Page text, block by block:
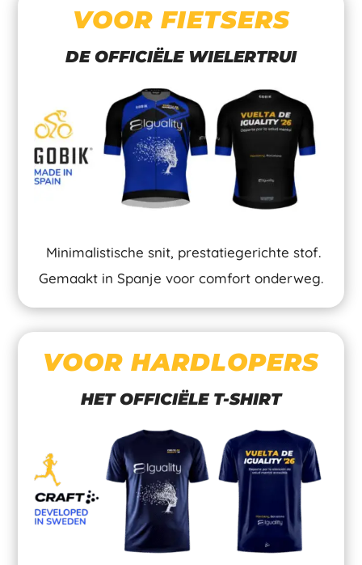
VOOR FIETSERS
DE OFFICIËLE WIELERTRUI
Minimalistische snit, prestatiegerichte stof.
Gemaakt in Spanje voor comfort onderweg.
VOOR HARDLOPERS
HET OFFICIËLE T-SHIRT